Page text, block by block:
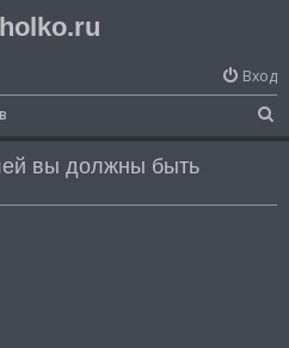
Вход
о
с
вы должны быть